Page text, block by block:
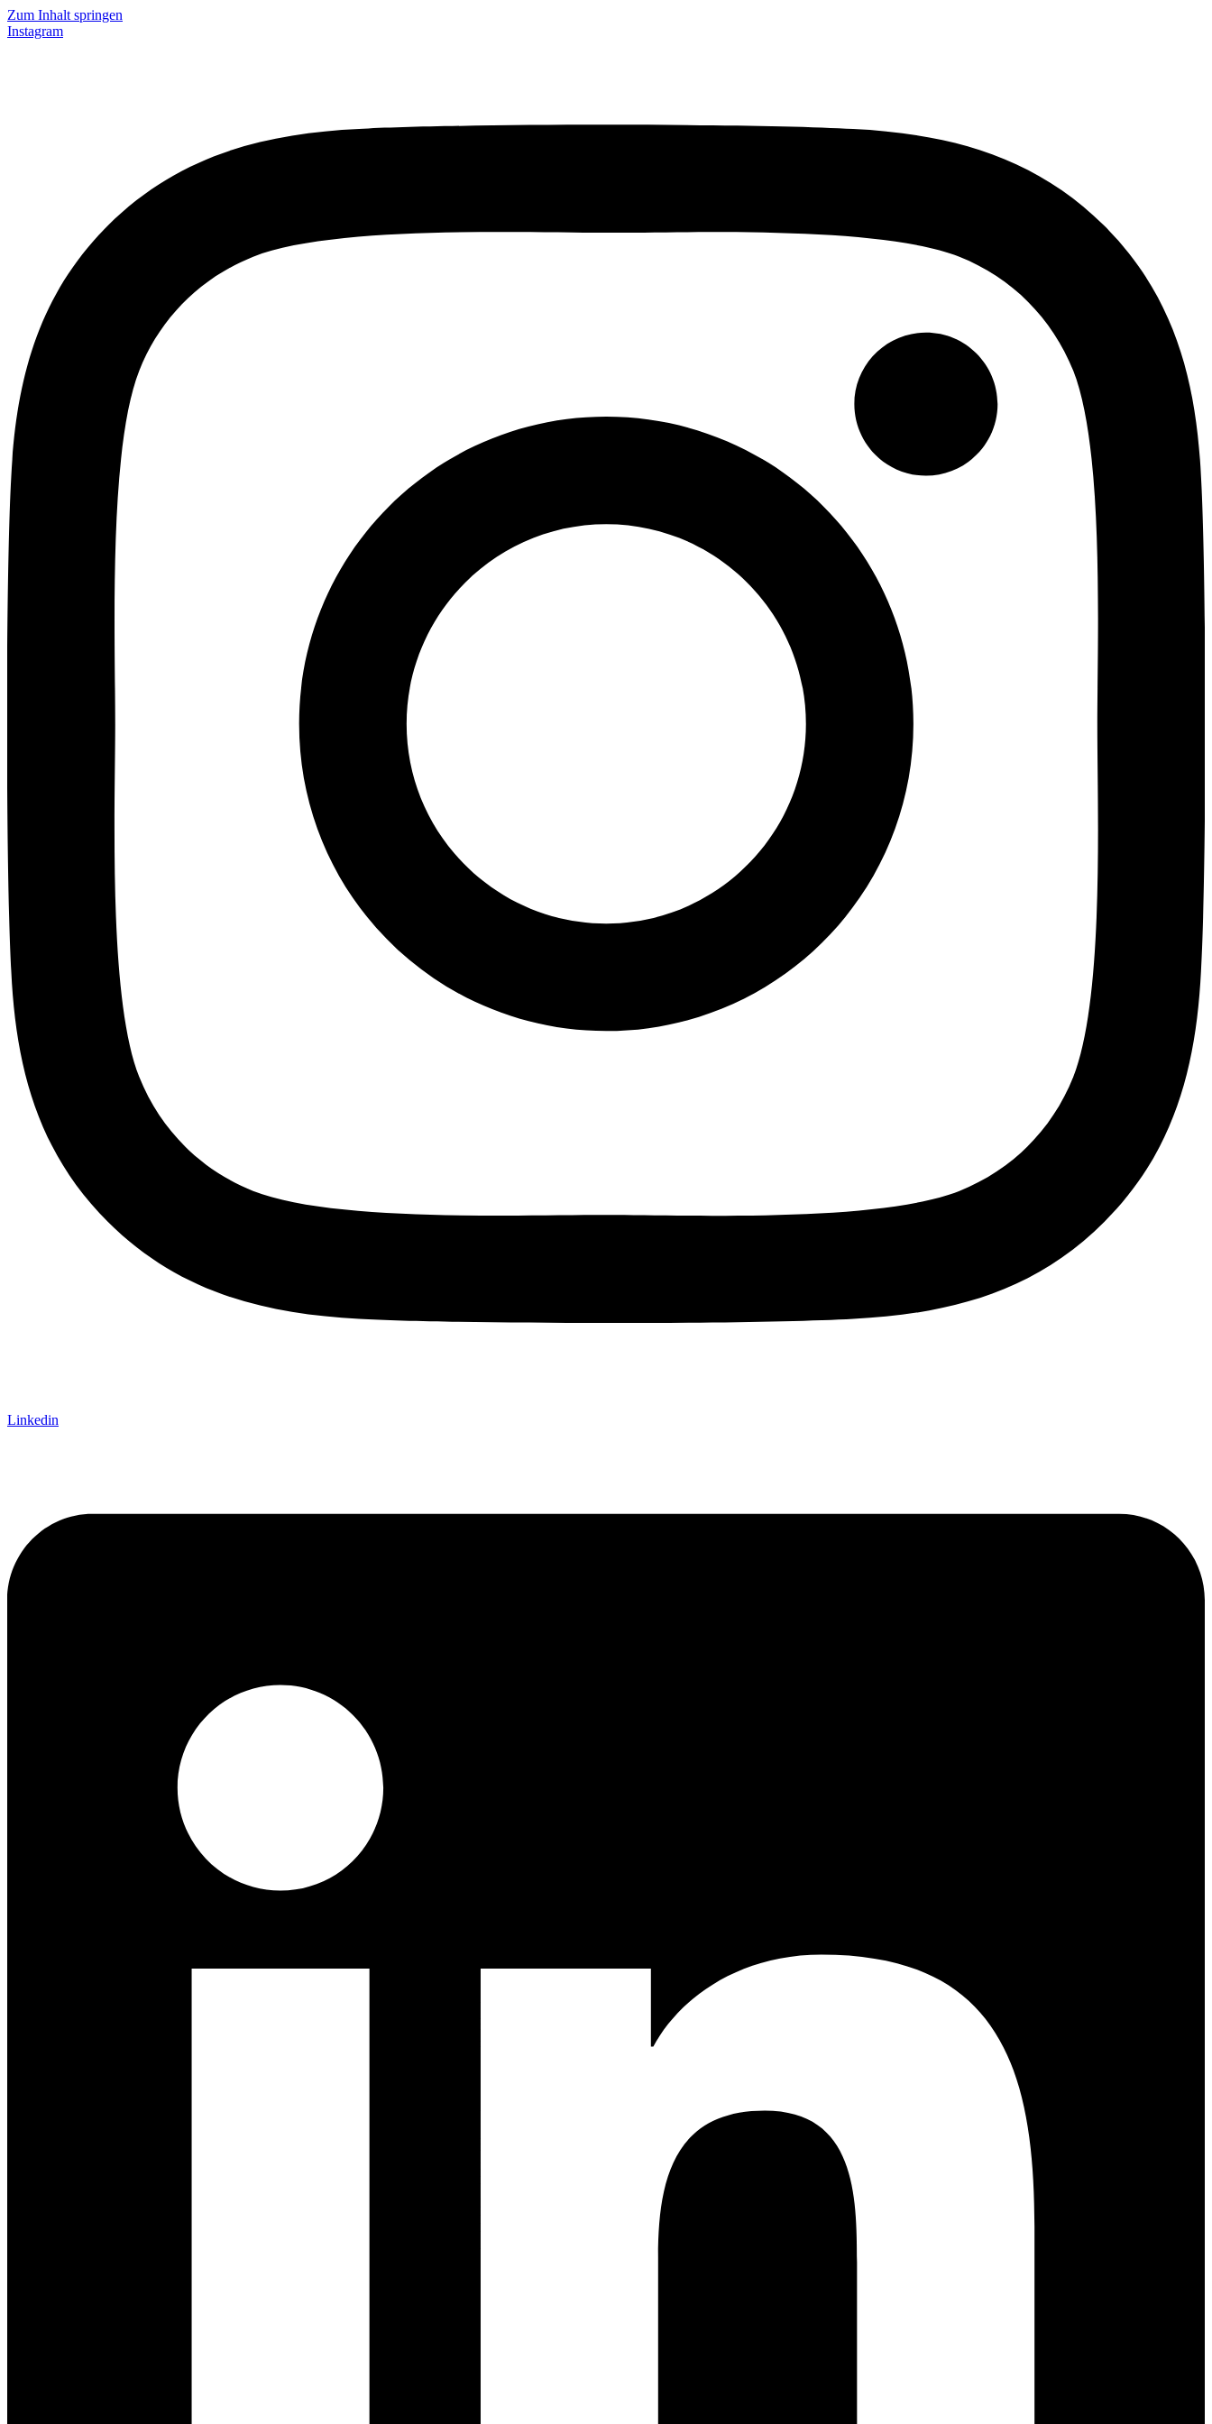
Zum Inhalt springen
Instagram
Linkedin